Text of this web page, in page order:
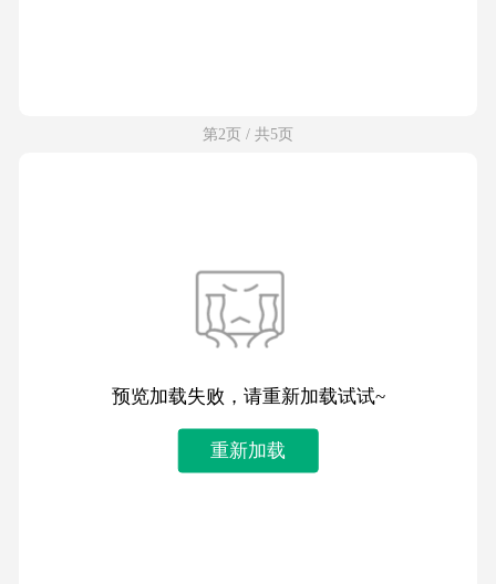
第2页 / 共5页
预览加载失败，请重新加载试试~
重新加载